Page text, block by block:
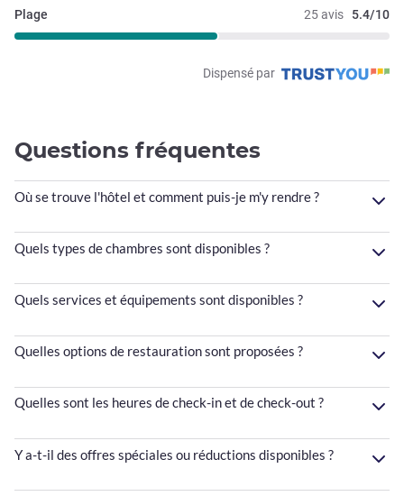
25 avis 5.4/10
Plage
Dispensé par
Questions fréquentes
Où se trouve l'hôtel et comment puis-je m'y rendre ?
Quels types de chambres sont disponibles ?
Quels services et équipements sont disponibles ?
Quelles options de restauration sont proposées ?
Quelles sont les heures de check-in et de check-out ?
Y a-t-il des offres spéciales ou réductions disponibles ?